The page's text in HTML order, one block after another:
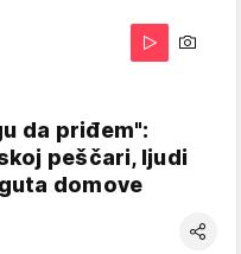
da priđem":
peščari, ljudi
domove